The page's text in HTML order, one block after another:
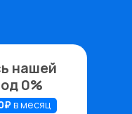
нашей
0%
в месяц